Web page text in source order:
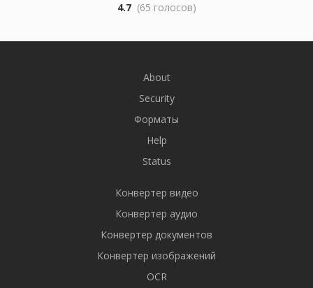
4.7 (65 голосов)
About
Security
Форматы
Help
Status
Конвертер видео
Конвертер аудио
Конвертер документов
Конвертер изображений
OCR